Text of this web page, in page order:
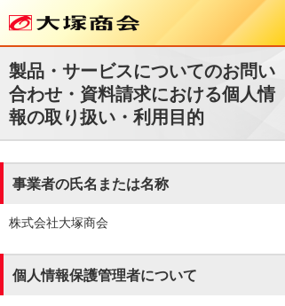
製品・サービスについてのお問い
合わせ・資料請求における個人情
報の取り扱い・利用目的
事業者の氏名または名称
株式会社大塚商会
個人情報保護管理者について